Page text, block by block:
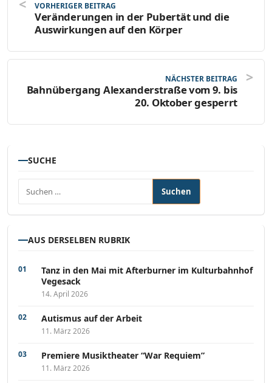
VORHERIGER BEITRAG
Veränderungen in der Pubertät und die
Auswirkungen auf den Körper
NÄCHSTER BEITRAG
Bahnübergang Alexanderstraße vom 9. bis
20. Oktober gesperrt
SUCHE
Suchen nach:
AUS DERSELBEN RUBRIK
Tanz in den Mai mit Afterburner im Kulturbahnhof
Vegesack
14. April 2026
Autismus auf der Arbeit
11. März 2026
Premiere Musiktheater “War Requiem”
11. März 2026